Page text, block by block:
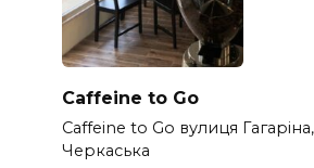
Caffeine to Go
Caffeine to Go вулиця
Черкаська